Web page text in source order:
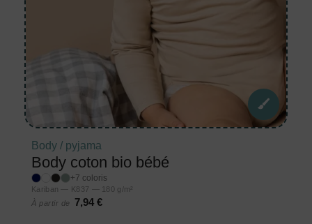
Body / pyjama
Body coton bio bébé
+7 coloris
Kariban — K837 — 180 g/m²
À partir de
7,94 €